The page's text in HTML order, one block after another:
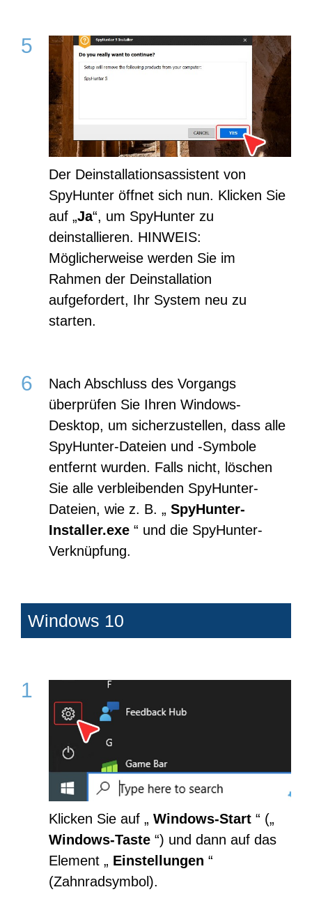
Der Deinstallationsassistent von
SpyHunter öffnet sich nun. Klicken Sie
auf „Ja“, um SpyHunter zu
deinstallieren. HINWEIS:
Möglicherweise werden Sie im
Rahmen der Deinstallation
aufgefordert, Ihr System neu zu
starten.
Nach Abschluss des Vorgangs
überprüfen Sie Ihren Windows-
Desktop, um sicherzustellen, dass alle
SpyHunter-Dateien und -Symbole
entfernt wurden. Falls nicht, löschen
Sie alle verbleibenden SpyHunter-
Dateien, wie z. B. „ SpyHunter-
Installer.exe “ und die SpyHunter-
Verknüpfung.
Windows 10
Klicken Sie auf „ Windows-Start “ („
Windows-Taste “) und dann auf das
Element „ Einstellungen “
(Zahnradsymbol).